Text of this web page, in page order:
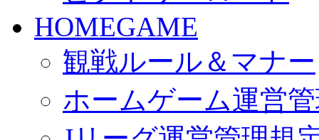
HOMEGAME
観戦ルール＆マナー
ホームゲーム運営